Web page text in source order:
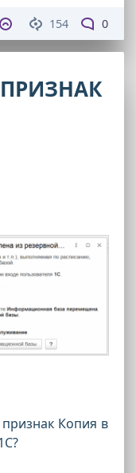
154 0
признак Копия в